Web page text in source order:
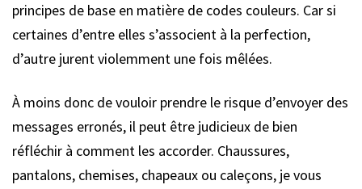
principes de base en matière de codes couleurs. Car si
certaines d’entre elles s’associent à la perfection,
d’autre jurent violemment une fois mêlées.
À moins donc de vouloir prendre le risque d’envoyer des
messages erronés, il peut être judicieux de bien
réfléchir à comment les accorder. Chaussures,
pantalons, chemises, chapeaux ou caleçons, je vous